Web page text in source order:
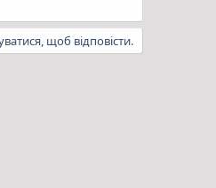
щоб відповісти.